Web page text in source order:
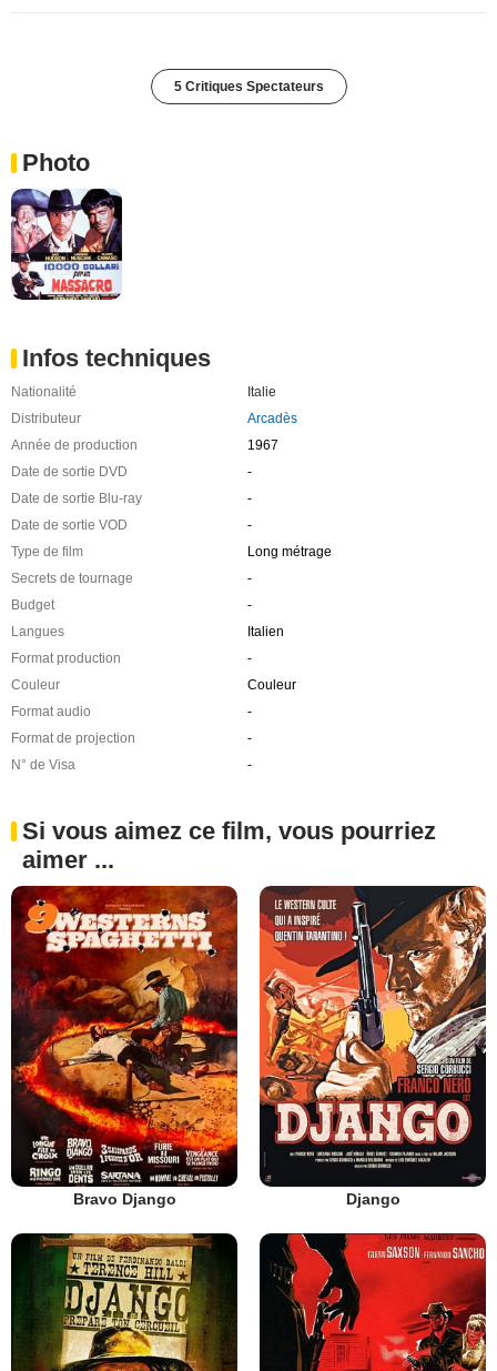
5 Critiques Spectateurs
Photo
Infos techniques
Nationalité
Italie
Distributeur
Arcadès
Année de production
1967
Date de sortie DVD
-
Date de sortie Blu-ray
-
Date de sortie VOD
-
Type de film
Long métrage
Secrets de tournage
-
Budget
-
Langues
Italien
Format production
-
Couleur
Couleur
Format audio
-
Format de projection
-
N° de Visa
-
Si vous aimez ce film, vous pourriez
aimer ...
Bravo Django Django